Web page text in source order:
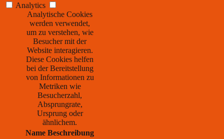
Analytics
Analytische Cookies
werden verwendet,
um zu verstehen, wie
Besucher mit der
Website interagieren.
Diese Cookies helfen
bei der Bereitstellung
von Informationen zu
Metriken wie
Besucherzahl,
Absprungrate,
Ursprung oder
ähnlichem.
Name Beschreibung